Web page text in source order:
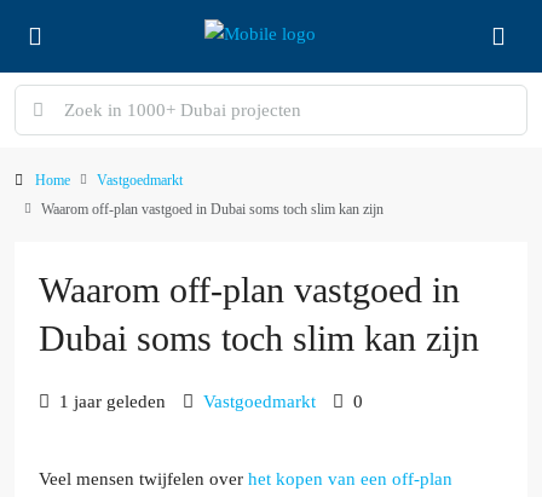
Home
Vastgoedmarkt
Waarom off-plan vastgoed in Dubai soms toch slim kan zijn
Waarom off-plan vastgoed in
Dubai soms toch slim kan zijn
1 jaar geleden Vastgoedmarkt 0
Veel mensen twijfelen over het kopen van een off-plan